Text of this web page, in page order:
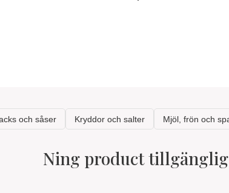
Ning product tillgänglig